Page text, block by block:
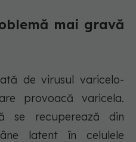
mai gravă
de virusul varicelo-
provoacă varicela.
se recuperează din
latent în celulele